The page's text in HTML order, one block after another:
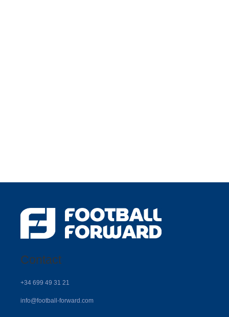
Contact
+34 699 49 31 21
info@football-forward.com